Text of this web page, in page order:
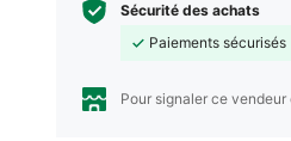
Sécurité des achats
Paiements sécurisés
Pour signaler ce